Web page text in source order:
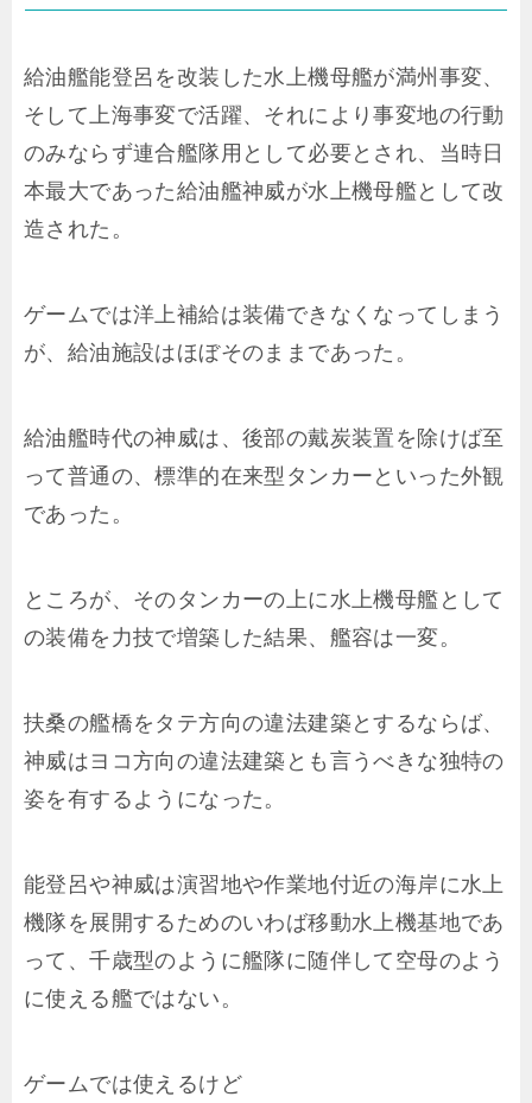
給油艦能登呂を改装した水上機母艦が満州事変、
そして上海事変で活躍、それにより事変地の行動
のみならず連合艦隊用として必要とされ、当時日
本最大であった給油艦神威が水上機母艦として改
造された。
ゲームでは洋上補給は装備できなくなってしまう
が、給油施設はほぼそのままであった。
給油艦時代の神威は、後部の戴炭装置を除けば至
って普通の、標準的在来型タンカーといった外観
であった。
ところが、そのタンカーの上に水上機母艦として
の装備を力技で増築した結果、艦容は一変。
扶桑の艦橋をタテ方向の違法建築とするならば、
神威はヨコ方向の違法建築とも言うべきな独特の
姿を有するようになった。
能登呂や神威は演習地や作業地付近の海岸に水上
機隊を展開するためのいわば移動水上機基地であ
って、千歳型のように艦隊に随伴して空母のよう
に使える艦ではない。
ゲームでは使えるけど